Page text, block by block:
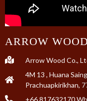
ARROW
Arrow Wood Co.,
4M 13 , Huana
Prachuapkirikhan,
+66 817632170